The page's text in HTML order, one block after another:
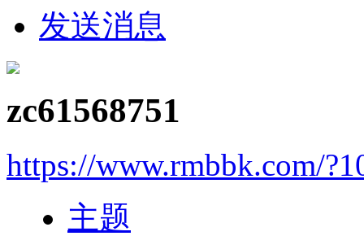
发送消息
zc61568751
https://www.rmbbk.com/
主题